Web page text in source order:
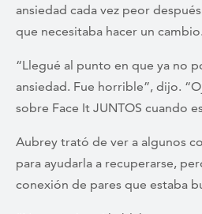
ansiedad cada vez peor
que necesitaba hacer un cambio.
“Llegué al punto en que ya no
ansiedad. Fue horrible”, dijo.
sobre Face It JUNTOS cuando
Aubrey trató de ver a algunos
para ayudarla a recuperarse,
conexión de pares que estaba